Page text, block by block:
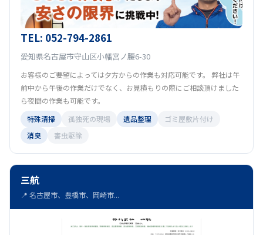
TEL: 052-794-2861
愛知県名古屋市守山区小幡宮ノ腰6-30
お客様のご要望によっては夕方からの作業も対応可能です。 弊社は午
前中から午後の作業だけでなく、お見積もりの際にご相談頂けました
ら夜間の作業も可能です。
特殊清掃
孤独死の現場 遺品整理
ゴミ屋敷片付け
消臭
害虫駆除
三航
📍 名古屋市、豊橋市、岡崎市...